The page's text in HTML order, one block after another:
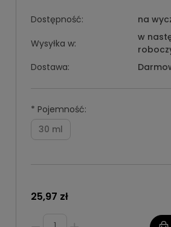
Dostępność:
na
Wysyłka w:
w
Dostawa:
* Pojemność:
30 ml
25,97 zł